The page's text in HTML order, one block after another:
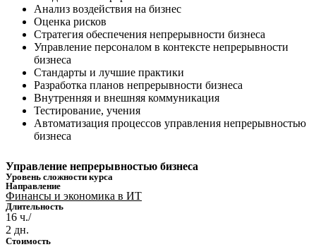
Анализ воздействия на бизнес
Оценка рисков
Стратегия обеспечения непрерывности бизнеса
Управление персоналом в контексте непрерывности
бизнеса
Стандарты и лучшие практики
Разработка планов непрерывности бизнеса
Внутренняя и внешняя коммуникация
Тестирование, учения
Автоматизация процессов управления непрерывностью
бизнеса
Управление непрерывностью бизнеса
Уровень сложности курса
Направление
Финансы и экономика в ИТ
Длительность
16 ч./
2 дн.
Стоимость